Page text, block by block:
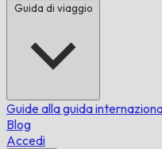
Guida di viaggio
Guide alla guida
Blog
Accedi